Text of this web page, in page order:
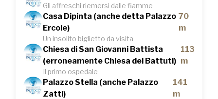
Gli affreschi riemersi dalle fiamme
Casa Dipinta (anche detta Palazzo
Ercole)
Un insolito biglietto da visita
70
m
Chiesa di San Giovanni Battista
(erroneamente Chiesa dei Battuti)
Il primo ospedale
113
m
Palazzo Stella (anche Palazzo
Zatti)
141
m